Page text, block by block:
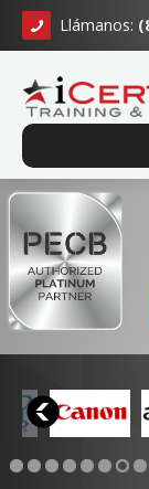
Llámanos: